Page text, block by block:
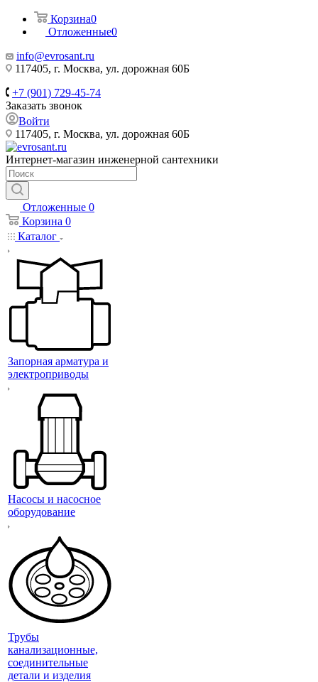
Корзина0
Отложенные0
info@evrosant.ru
117405, г. Москва, ул. дорожная 60Б
+7 (901) 729-45-74
Заказать звонок
Войти
117405, г. Москва, ул. дорожная 60Б
Интернет-магазин инженерной сантехники
Отложенные 0
Корзина 0
Каталог
Запорная арматура и
электроприводы
Насосы и насосное
оборудование
Трубы
канализационные,
соединительные
детали и изделия